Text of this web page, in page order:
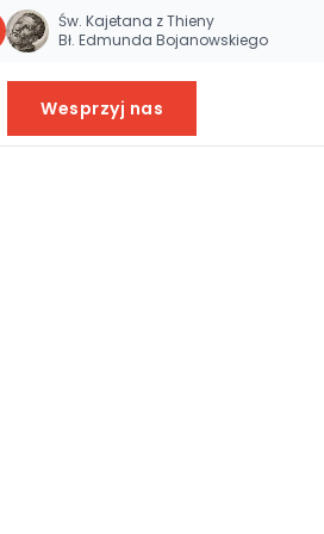
Św. Kajetana z Thieny
Bł. Edmunda Bojanowskiego
Wesprzyj nas